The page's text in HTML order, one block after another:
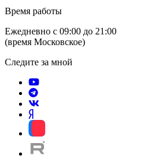
Время работы
Ежедневно с 09:00 до 21:00
(время Московское)
Следите за мной